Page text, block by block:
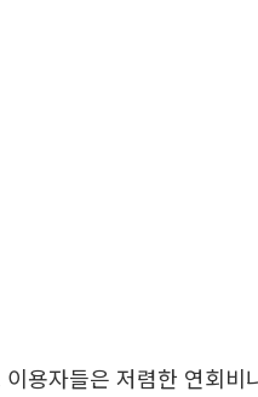
이용자들은 저렴한 연회비